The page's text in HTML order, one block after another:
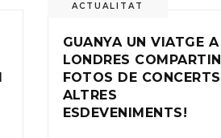
ACTUALITAT
GUANYA UN VIATGE A
LONDRES
FOTOS DE CONCERTS
ALTRES
ESDEVENIMENTS!